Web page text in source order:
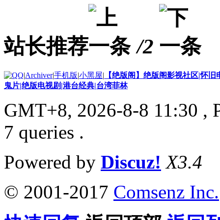
站长推荐 /2
|Archiver|手机版|小黑屋| 【绝版阁】绝版阁影视社区|怀
鬼片|绝版电视剧|港台经典|台湾菲林
GMT+8, 2026-8-8 11:30 ,
7 queries .
Powered by Discuz! X3.4
© 2001-2017 Comsenz Inc.